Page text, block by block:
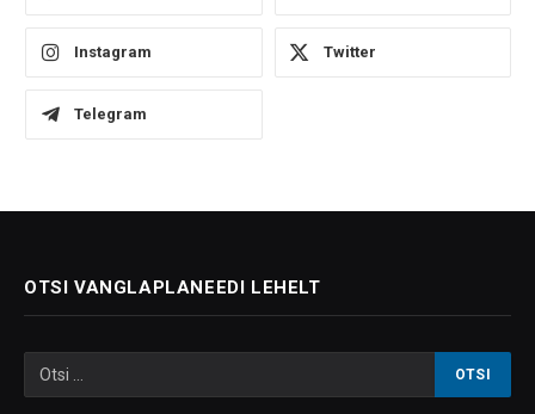
Instagram Twitter
Telegram
OTSI VANGLAPLANEEDI LEHELT